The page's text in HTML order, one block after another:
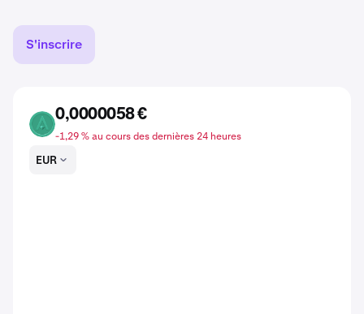
S'inscrire
ARKER
0,0000058 €
-1,29 % au cours des dernières 24 heures
EUR